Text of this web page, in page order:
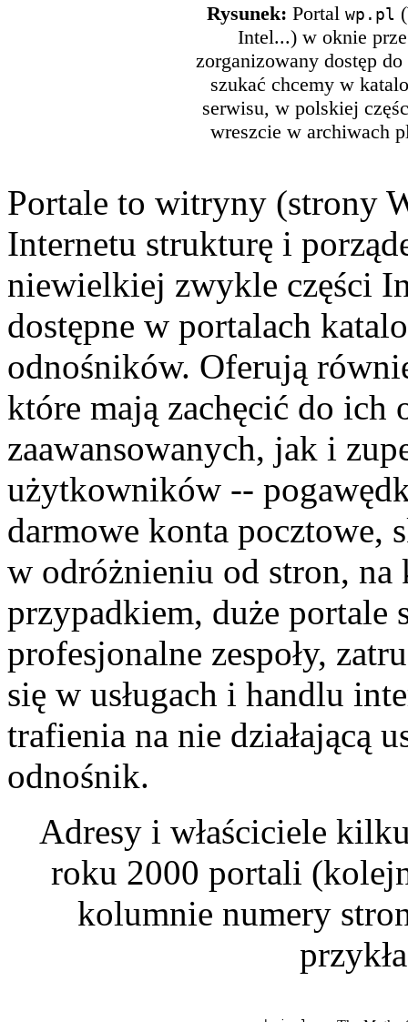
Rysunek: Portal wp.pl
Intel...) w oknie
zorganizowany dostęp
szukać chcemy w
serwisu, w polskiej
wreszcie w archiwach
Portale to witryny (strony
Internetu strukturę i
niewielkiej zwykle części
dostępne w portalach
odnośników. Oferują
które mają zachęcić do ich
zaawansowanych, jak i
użytkowników --
darmowe konta pocztowe,
w odróżnieniu od stron,
przypadkiem, duże portale
profesjonalne zespoły,
się w usługach i handlu
trafienia na nie działającą
odnośnik.
Adresy i właściciele
roku 2000 portali
kolumnie numery